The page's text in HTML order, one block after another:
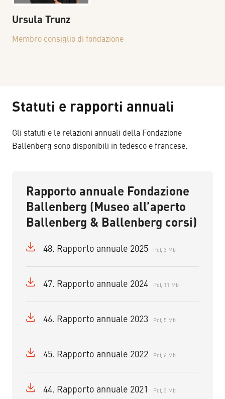
Ursula Trunz
Membro consiglio di fondazione
Statuti e rapporti annuali
Gli statuti e le relazioni annuali della Fondazione
Ballenberg sono disponibili in tedesco e francese.
Rapporto annuale Fondazione
Ballenberg (Museo all’aperto
Ballenberg & Ballenberg corsi)
48. Rapporto annuale 2025 Pdf, 3 Mb
47. Rapporto annuale 2024 Pdf, 11 Mb
46. Rapporto annuale 2023 Pdf, 5 Mb
45. Rapporto annuale 2022 Pdf, 6 Mb
44. Rapporto annuale 2021 Pdf, 3 Mb